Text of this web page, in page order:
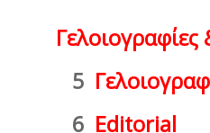
5
6 Editorial